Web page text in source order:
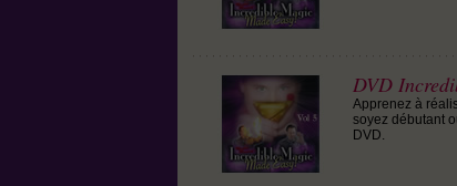
DVD
Apprenez à
soyez débutant
DVD.